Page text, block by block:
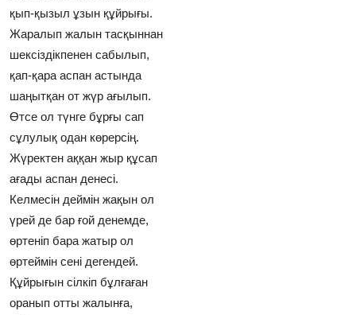
қып-қызыл ұзын құйрығы.
Жаралып жалын тасқыннан
шексiздiкпенен сабылып,
қап-қара аспан астында
шаңытқан от жүр ағылып.
Өтсе ол түнге бұрғы сап
сұлулық одан көрерсiң.
Жүректен аққан жыр құсап
ағады аспан денесi.
Келмесiн деймiн жақын ол
үрей де бар ғой денемде,
өртенiп бара жатыр ол
өртеймiн сенi дегендей.
Құйрығын сiлкiп бұлғаған
оранып отты жалынға,